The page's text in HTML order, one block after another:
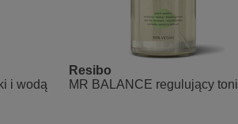
twarz i delikatnie wmasować.
Coco-Caprylate/Caprate,
Leaf/Stem Water, Hydrolyzed Jojoba
Glucuronic Acid, Sclerotium Gum,
i wodą
Resibo
MR BALANCE regulujący